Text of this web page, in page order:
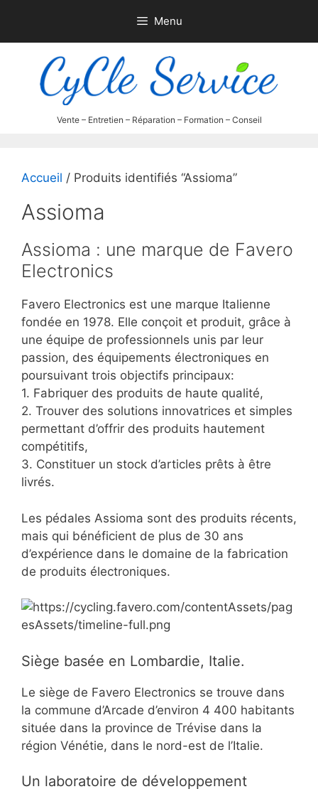
contenu
Menu
Accueil / Produits identifiés “Assioma”
Assioma
Assioma : une marque de Favero
Electronics
Favero Electronics est une marque Italienne
fondée en 1978. Elle conçoit et produit, grâce à
une équipe de professionnels unis par leur
passion, des équipements électroniques en
poursuivant trois objectifs principaux:
1. Fabriquer des produits de haute qualité,
2. Trouver des solutions innovatrices et simples
permettant d’offrir des produits hautement
compétitifs,
3. Constituer un stock d’articles prêts à être
livrés.
Les pédales Assioma sont des produits récents,
mais qui bénéficient de plus de 30 ans
d’expérience dans le domaine de la fabrication
de produits électroniques.
Siège basée en Lombardie, Italie.
Le siège de Favero Electronics se trouve dans
la commune d’Arcade d’environ 4 400 habitants
située dans la province de Trévise dans la
région Vénétie, dans le nord-est de l’Italie.
Un laboratoire de développement